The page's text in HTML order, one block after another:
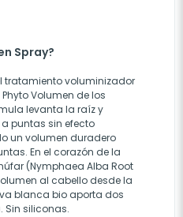
Spray?
tratamiento voluminizador
Volumen de los
levanta la raíz y
puntas sin efecto
un volumen duradero
En el corazón de la
(Nymphaea Alba Root
al cabello desde la
blanca bio aporta dos
Sin siliconas.